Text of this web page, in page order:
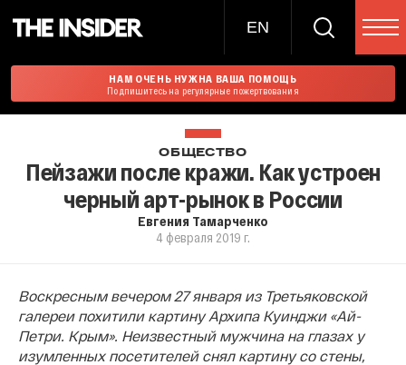
EN
НАМ ОЧЕНЬ НУЖНА ВАША ПОМОЩЬ
Подпишитесь на регулярные пожертвования
ОБЩЕСТВО
Пейзажи после кражи. Как устроен
черный арт-рынок в России
Евгения Тамарченко
4 февраля 2019 г.
Воскресным вечером 27 января из Третьяковской
галереи похитили картину Архипа Куинджи «Ай-
Петри. Крым». Неизвестный мужчина на глазах у
изумленных посетителей снял картину со стены,